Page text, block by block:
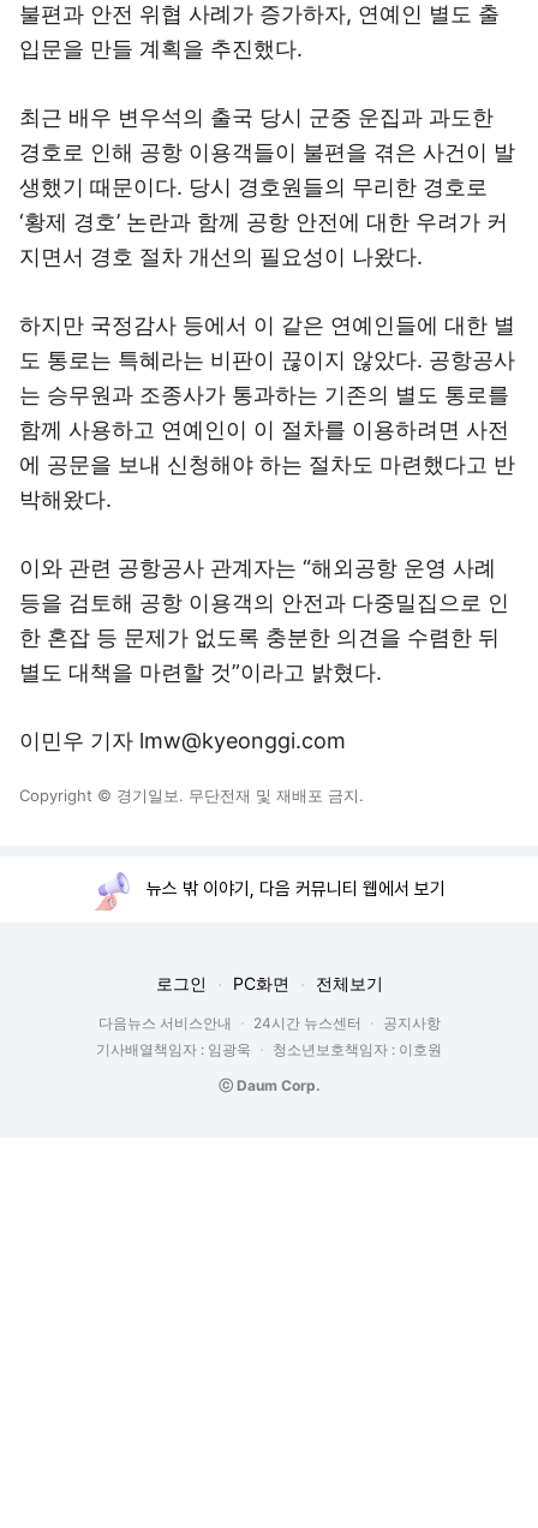
불편과 안전 위협 사례가 증가하자, 연예인 별도 출
입문을 만들 계획을 추진했다.
최근 배우 변우석의 출국 당시 군중 운집과 과도한
경호로 인해 공항 이용객들이 불편을 겪은 사건이 발
생했기 때문이다. 당시 경호원들의 무리한 경호로
‘황제 경호’ 논란과 함께 공항 안전에 대한 우려가 커
지면서 경호 절차 개선의 필요성이 나왔다.
하지만 국정감사 등에서 이 같은 연예인들에 대한 별
도 통로는 특혜라는 비판이 끊이지 않았다. 공항공사
는 승무원과 조종사가 통과하는 기존의 별도 통로를
함께 사용하고 연예인이 이 절차를 이용하려면 사전
에 공문을 보내 신청해야 하는 절차도 마련했다고 반
박해왔다.
이와 관련 공항공사 관계자는 “해외공항 운영 사례
등을 검토해 공항 이용객의 안전과 다중밀집으로 인
한 혼잡 등 문제가 없도록 충분한 의견을 수렴한 뒤
별도 대책을 마련할 것”이라고 밝혔다.
이민우 기자 lmw@kyeonggi.com
Copyright © 경기일보. 무단전재 및 재배포 금지.
뉴스 밖 이야기, 다음 커뮤니티 웹에서 보기
로그인 PC화면 전체보기
다음뉴스 서비스안내 24시간 뉴스센터
공지사항
기사배열책임자 : 임광욱
청소년보호책임자 : 이호원
ⓒ Daum Corp.